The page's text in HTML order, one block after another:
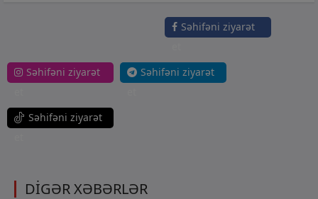
Səhifəni ziyarət
Səhifəni ziyarət
Səhifəni ziyarət
Səhifəni ziyarət
DİGƏR XƏBƏRLƏR